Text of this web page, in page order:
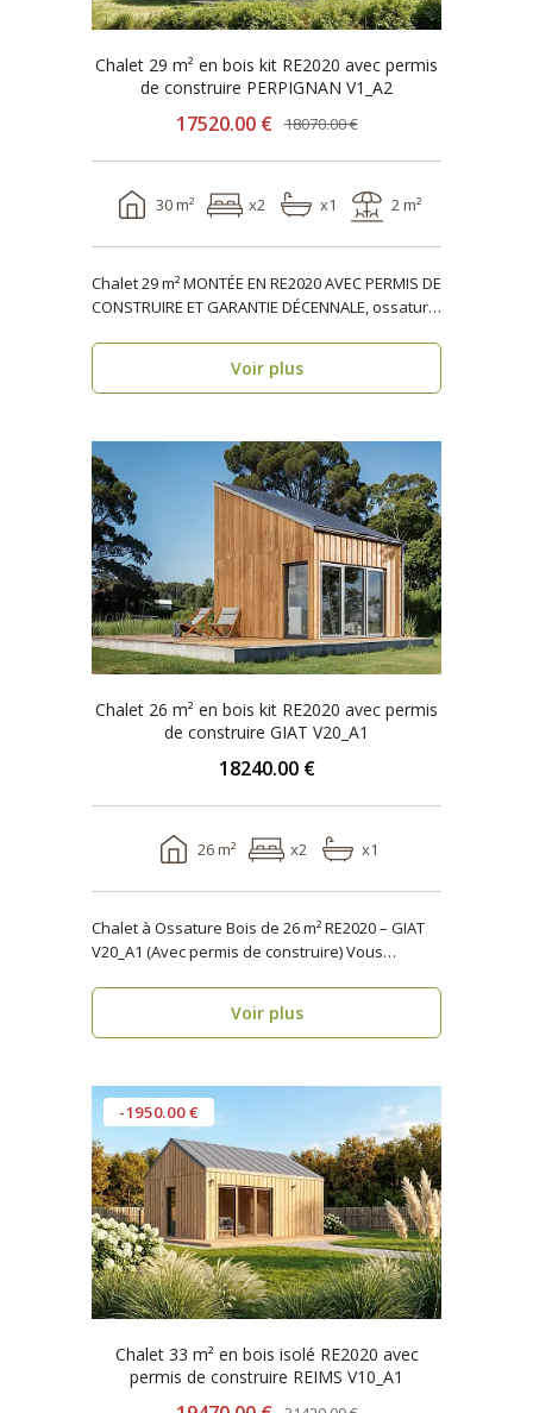
Chalet 29 m² en bois kit RE2020 avec permis
de construire PERPIGNAN V1_A2
17520.00 € 18070.00 €
30 m² x2 x1 2 m²
Chalet 29 m² MONTÉE EN RE2020 AVEC PERMIS DE
CONSTRUIRE ET GARANTIE DÉCENNALE, ossature
Voir plus
Chalet 26 m² en bois kit RE2020 avec permis
de construire GIAT V20_A1
18240.00 €
26 m² x2 x1
Chalet à Ossature Bois de 26 m² RE2020 – GIAT
V20_A1 (Avec permis de construire) Vous
Voir plus
-1950.00 €
Chalet 33 m² en bois isolé RE2020 avec
permis de construire REIMS V10_A1